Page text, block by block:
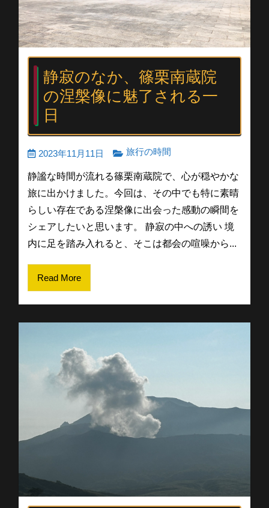
静寂のなか、篠栗南蔵院
の涅槃像に魅了される一
日
2023年11月11日 旅行の時間
静謐な時間が流れる篠栗南蔵院で、心が穏やかな
旅に出かけました。今回は、その中でも特に素晴
らしい存在である涅槃像に出会った感動の瞬間を
シェアしたいと思います。 静寂の中への誘い 境
内に足を踏み入れると、そこは都会の喧噪から...
Read More